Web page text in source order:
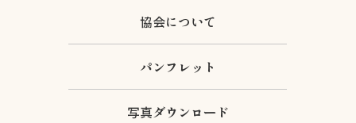
協会について
パンフレット
写真ダウンロード